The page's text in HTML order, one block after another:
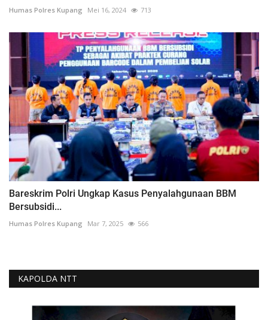
Humas Polres Kupang Mei 16, 2024 713
Bareskrim Polri Ungkap Kasus Penyalahgunaan BBM
Bersubsidi...
Humas Polres Kupang Mar 7, 2025 566
KAPOLDA NTT